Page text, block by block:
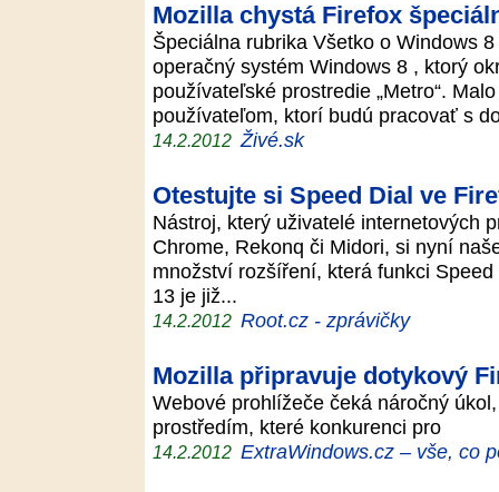
Mozilla chystá Firefox
Špeciálna rubrika Všetko o Windows
operačný systém Windows 8 , ktorý
používateľské prostredie „Metro“.
používateľom, ktorí budú pracovať s
14.2.2012 Živé.sk
Otestujte si Speed Dial ve
Nástroj, který uživatelé internetových
Chrome, Rekonq či Midori, si nyní
množství rozšíření, která funkci
13 je již...
14.2.2012 Root.cz - zprávičky
Mozilla připravuje dotykový
Webové prohlížeče čeká náročný
prostředím, které konkurenci pro
14.2.2012 ExtraWindows.cz – vše, co